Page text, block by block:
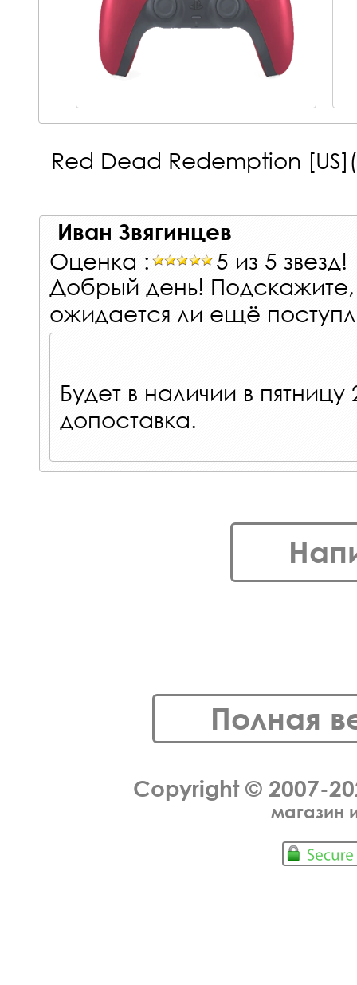
Red Dead Redemption
Иван Звягинцев
Оценка :
5 из 5 звезд!
Добрый день!
ожидается ли ещё
Будет в наличии в пятницу
допоставка.
Полная
Copyright © 2007-
магазин